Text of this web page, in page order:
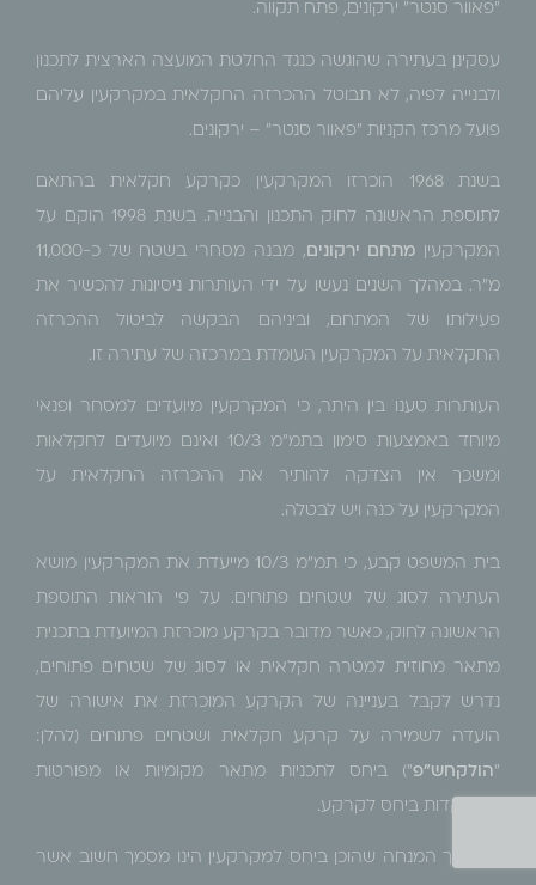
"פאוור סנטר" ירקונים, פתח תקווה.
עסקינן בעתירה שהוגשה כנגד החלטת המועצה הארצית לתכנון
ולבנייה לפיה, לא תבוטל ההכרזה החקלאית במקרקעין עליהם
פועל מרכז הקניות "פאוור סנטר" – ירקונים.
בשנת 1968 הוכרזו המקרקעין כקרקע חקלאית בהתאם
לתוספת הראשונה לחוק התכנון והבנייה. בשנת 1998 הוקם על
המקרקעין מתחם ירקונים , מבנה מסחרי בשטח של כ-11,000
מ"ר. במהלך השנים נעשו על ידי העותרות ניסיונות להכשיר את
פעילותו של המתחם, וביניהם הבקשה לביטול ההכרזה
החקלאית על המקרקעין העומדת במרכזה של עתירה זו.
העותרות טענו בין היתר, כי המקרקעין מיועדים למסחר ופנאי
מיוחד באמצעות סימון בתמ"מ 10/3 ואינם מיועדים לחקלאות
ומשכך אין הצדקה להותיר את ההכרזה החקלאית על
המקרקעין על כנה ויש לבטלה.
בית המשפט קבע, כי תמ"מ 10/3 מייעדת את המקרקעין מושא
העתירה לסוג של שטחים פתוחים. על פי הוראות התוספת
הראשונה לחוק, כאשר מדובר בקרקע מוכרזת המיועדת בתכנית
מתאר מחוזית למטרה חקלאית או לסוג של שטחים פתוחים,
נדרש לקבל בעניינה של הקרקע המוכרזת את אישורה של
הועדה לשמירה על קרקע חקלאית ושטחים פתוחים (להלן:
"הולקחש"פ") ביחס לתכניות מתאר מקומיות או מפורטות
המופקדות ביחס לקרקע.
המסמך המנחה שהוכן ביחס למקרקעין הינו מסמך חשוב אשר